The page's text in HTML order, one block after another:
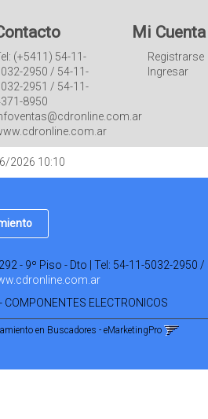
(+5411) 54-11-
2950 / 54-11-
2951 / 54-11-
8950
Mi Cuenta
Registrarse
Ingresar
2026 10:10
- 9º Piso - Dto | Tel: 54-11-5032-2950 /
COMPONENTES ELECTRONICOS
en Buscadores - eMarketingPro